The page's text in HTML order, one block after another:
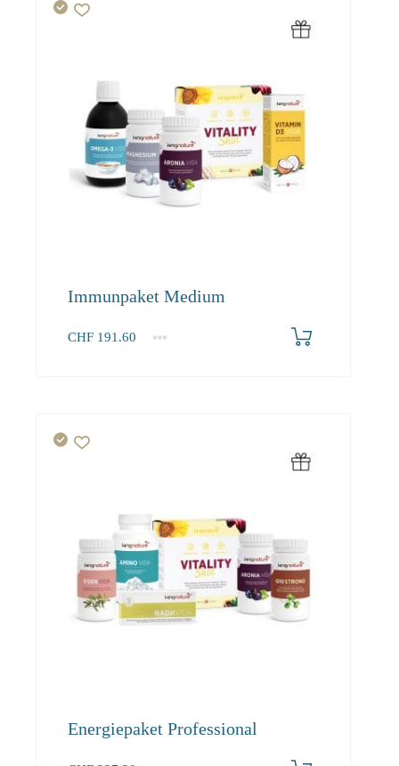
Immunpaket Medium
CHF 191.60
1+
Energiepaket Professional